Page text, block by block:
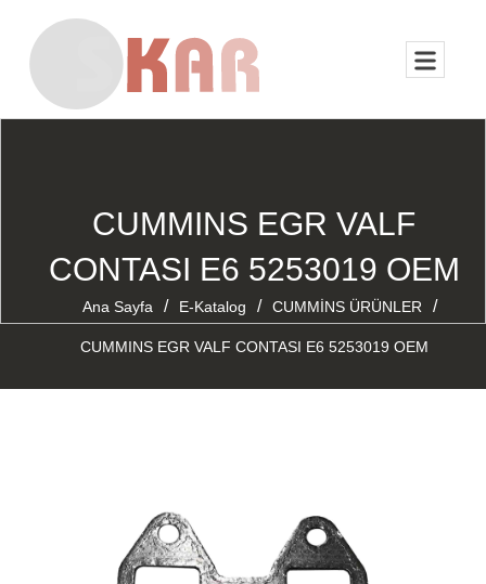
CUMMINS EGR VALF
CONTASI E6 5253019 OEM
Ana Sayfa / E-Katalog / CUMMİNS ÜRÜNLER /
CUMMINS EGR VALF CONTASI E6 5253019 OEM